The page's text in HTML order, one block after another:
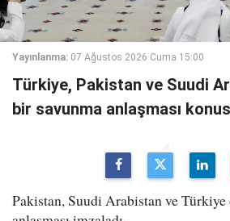
Yayınlanma: 07 Ağustos 2026 Cuma 15:00
Türkiye, Pakistan ve Suudi
bir savunma anlaşması
Pakistan, Suudi Arabistan ve Türkiye